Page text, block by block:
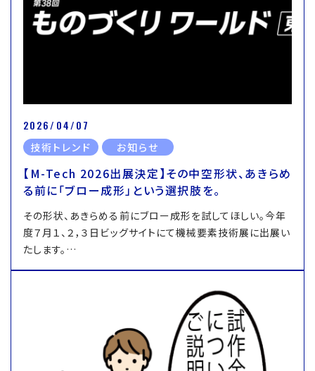
2026/04/07
技術トレンド お知らせ
【M-Tech 2026出展決定】その中空形状、あきらめ
る前に「ブロー成形」という選択肢を。
その形状、あきらめる前にブロー成形を試してほしい。今年
度７月１、２，３日ビッグサイトにて機械要素技術展に出展い
たします。…